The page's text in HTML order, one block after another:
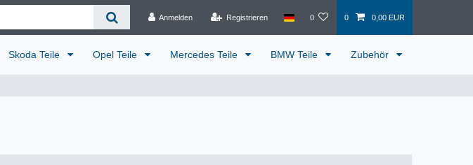
Anmelden Registrieren 0 0 0,00 EUR
Skoda Teile Opel Teile Mercedes Teile BMW Teile Zubehör